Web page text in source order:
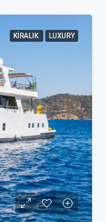
KIRALIK LUXURY